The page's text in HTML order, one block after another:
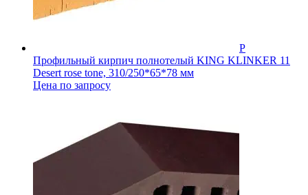
Профильный кирпич полнотелый KING KLINKER 11
Desert rose tone, 310/250*65*78 мм
Цена по запросу